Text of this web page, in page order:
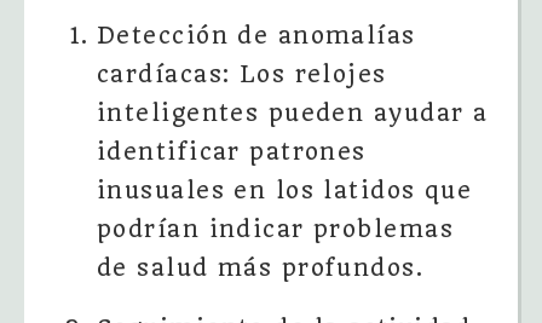
Detección de anomalías
cardíacas: Los relojes
inteligentes pueden ayudar a
identificar patrones
inusuales en los latidos que
podrían indicar problemas
de salud más profundos.